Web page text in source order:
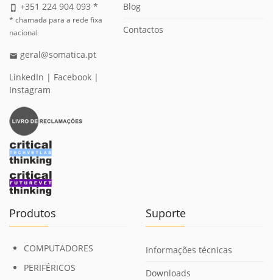
phone_iphone +351 224 904 093 *
* chamada para a rede fixa
nacional
email geral@somatica.pt
LinkedIn | Facebook |
Instagram
Blog
Contactos
Produtos
COMPUTADORES
PERIFÉRICOS
Suporte
Informações técnicas
Downloads